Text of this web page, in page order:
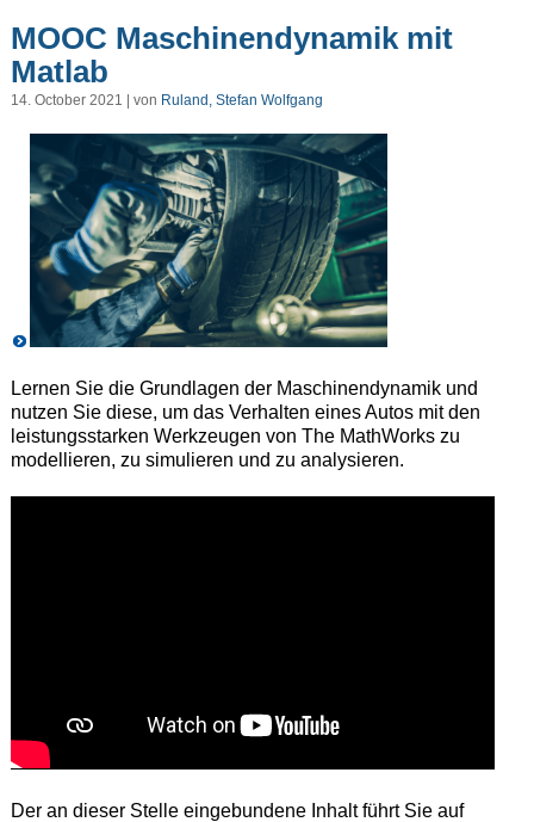
MOOC Maschinendynamik mit
Matlab
14. October 2021 | von Ruland, Stefan Wolfgang
Lernen Sie die Grundlagen der Maschinendynamik und
nutzen Sie diese, um das Verhalten eines Autos mit den
leistungsstarken Werkzeugen von The MathWorks zu
modellieren, zu simulieren und zu analysieren.
Der an dieser Stelle eingebundene Inhalt führt Sie auf